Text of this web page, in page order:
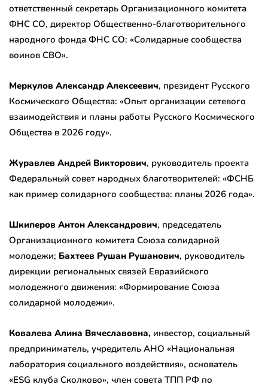
ответственный секретарь Организационного комитета
ФНС СО, директор Общественно-благотворительного
народного фонда ФНС СО: «Солидарные сообщества
воинов СВО».
Меркулов Александр Алексеевич, президент Русского
Космического Общества: «Опыт организации сетевого
взаимодействия и планы работы Русского Космического
Общества в 2026 году».
Журавлев Андрей Викторович, руководитель проекта
Федеральный совет народных благотворителей: «ФСНБ
как пример солидарного сообщества: планы 2026 года».
Шкиперов Антон Александрович, председатель
Организационного комитета Союза солидарной
молодежи; Бахтеев Рушан Рушанович, руководитель
дирекции региональных связей Евразийского
молодежного движения: «Формирование Союза
солидарной молодежи».
Ковалева Алина Вячеславовна, инвестор, социальный
предприниматель, учредитель АНО «Национальная
лаборатория социального воздействия», основатель
«ESG клуба Сколково», член совета ТПП РФ по